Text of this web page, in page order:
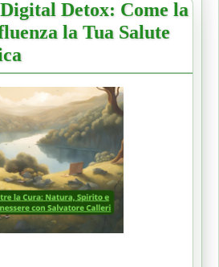
Detox: Come la
la Tua Salute